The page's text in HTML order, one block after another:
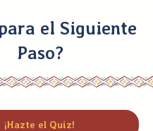
el Siguiente
Paso?
¡Hazte el Quiz!